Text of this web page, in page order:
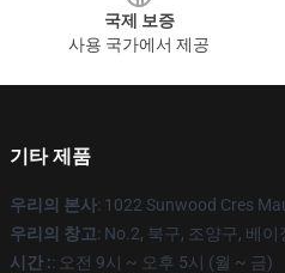
국제 보증
사용 국가에서 제공
기타 제품
우리의 본사: 1022 Sunwood Cres
우리의 창고: No.2, 북구, 조양구, 베이
시간 :: 오전 9시 ~ 오후 5시 (월 ~ 금)